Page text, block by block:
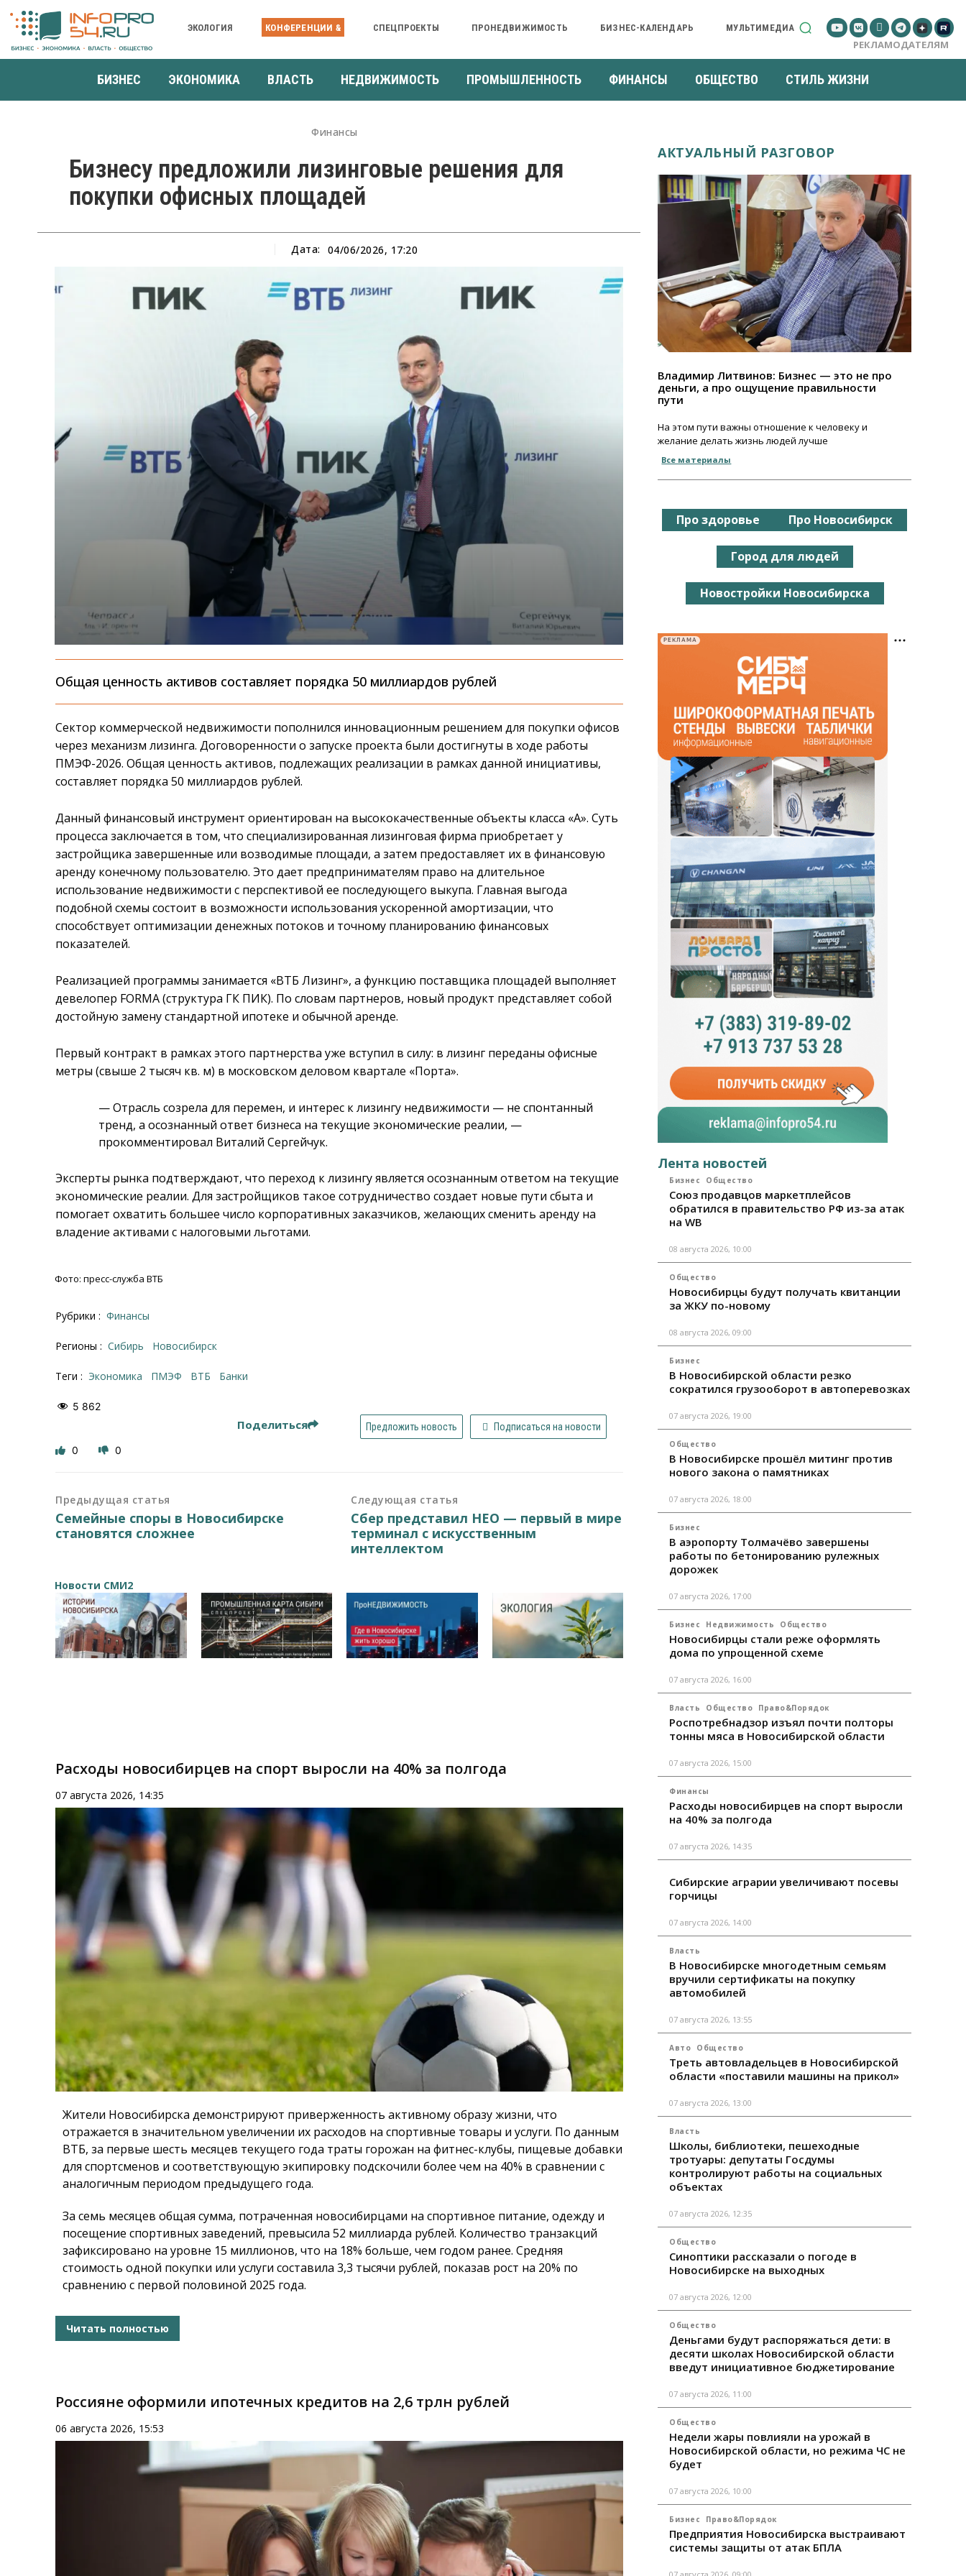
ЭКОЛОГИЯ КОНФЕРЕНЦИИ & СПЕЦПРОЕКТЫ ПРОНЕДВИЖИМОСТЬ БИЗНЕС-КАЛЕНДАРЬ МУЛЬТИМЕДИА
РЕКЛАМОДАТЕЛЯМ
БИЗНЕС ЭКОНОМИКА ВЛАСТЬ НЕДВИЖИМОСТЬ ПРОМЫШЛЕННОСТЬ ФИНАНСЫ ОБЩЕСТВО СТИЛЬ ЖИЗНИ
Финансы
Бизнесу предложили лизинговые решения для
покупки офисных площадей
Дата: 04/06/2026, 17:20
Общая ценность активов составляет порядка 50 миллиардов рублей
Сектор коммерческой недвижимости пополнился инновационным решением для покупки офисов
через механизм лизинга. Договоренности о запуске проекта были достигнуты в ходе работы
ПМЭФ-2026. Общая ценность активов, подлежащих реализации в рамках данной инициативы,
составляет порядка 50 миллиардов рублей.
Данный финансовый инструмент ориентирован на высококачественные объекты класса «А». Суть
процесса заключается в том, что специализированная лизинговая фирма приобретает у
застройщика завершенные или возводимые площади, а затем предоставляет их в финансовую
аренду конечному пользователю. Это дает предпринимателям право на длительное
использование недвижимости с перспективой ее последующего выкупа. Главная выгода
подобной схемы состоит в возможности использования ускоренной амортизации, что
способствует оптимизации денежных потоков и точному планированию финансовых
показателей.
Реализацией программы занимается «ВТБ Лизинг», а функцию поставщика площадей выполняет
девелопер FORMA (структура ГК ПИК). По словам партнеров, новый продукт представляет собой
достойную замену стандартной ипотеке и обычной аренде.
Первый контракт в рамках этого партнерства уже вступил в силу: в лизинг переданы офисные
метры (свыше 2 тысяч кв. м) в московском деловом квартале «Порта».
— Отрасль созрела для перемен, и интерес к лизингу недвижимости — не спонтанный
тренд, а осознанный ответ бизнеса на текущие экономические реалии, —
прокомментировал Виталий Сергейчук.
Эксперты рынка подтверждают, что переход к лизингу является осознанным ответом на текущие
экономические реалии. Для застройщиков такое сотрудничество создает новые пути сбыта и
помогает охватить большее число корпоративных заказчиков, желающих сменить аренду на
владение активами с налоговыми льготами.
Фото: пресс-служба ВТБ
Рубрики : Финансы
Регионы : Сибирь Новосибирск
Теги : Экономика ПМЭФ ВТБ банки
5 862
Поделиться Предложить новость Подписаться на новости
0 0
Предыдущая статья
Семейные споры в Новосибирске
становятся сложнее
Следующая статья
Сбер представил НЕО — первый в мире
терминал с искусственным
интеллектом
Новости СМИ2
Расходы новосибирцев на спорт выросли на 40% за полгода
07 августа 2026, 14:35
Жители Новосибирска демонстрируют приверженность активному образу жизни, что
отражается в значительном увеличении их расходов на спортивные товары и услуги. По данным
ВТБ, за первые шесть месяцев текущего года траты горожан на фитнес-клубы, пищевые добавки
для спортсменов и соответствующую экипировку подскочили более чем на 40% в сравнении с
аналогичным периодом предыдущего года.
За семь месяцев общая сумма, потраченная новосибирцами на спортивное питание, одежду и
посещение спортивных заведений, превысила 52 миллиарда рублей. Количество транзакций
зафиксировано на уровне 15 миллионов, что на 18% больше, чем годом ранее. Средняя
стоимость одной покупки или услуги составила 3,3 тысячи рублей, показав рост на 20% по
сравнению с первой половиной 2025 года.
Читать полностью
Россияне оформили ипотечных кредитов на 2,6 трлн рублей
06 августа 2026, 15:53
АКТУАЛЬНЫЙ РАЗГОВОР
Владимир Литвинов: Бизнес — это не про
деньги, а про ощущение правильности
пути
На этом пути важны отношение к человеку и
желание делать жизнь людей лучше
Все материалы
Про здоровье Про Новосибирск
Город для людей
Новостройки Новосибирска
РЕКЛАМА
Лента новостей
Бизнес Общество
Союз продавцов маркетплейсов
обратился в правительство РФ из-за атак
на WB
08 августа 2026, 10:00
Общество
Новосибирцы будут получать квитанции
за ЖКУ по-новому
08 августа 2026, 09:00
Бизнес
В Новосибирской области резко
сократился грузооборот в автоперевозках
07 августа 2026, 19:00
Общество
В Новосибирске прошёл митинг против
нового закона о памятниках
07 августа 2026, 18:00
Бизнес
В аэропорту Толмачёво завершены
работы по бетонированию рулежных
дорожек
07 августа 2026, 17:00
Бизнес Недвижимость Общество
Новосибирцы стали реже оформлять
дома по упрощенной схеме
07 августа 2026, 16:00
Власть Общество Право&Порядок
Роспотребнадзор изъял почти полторы
тонны мяса в Новосибирской области
07 августа 2026, 15:00
Финансы
Расходы новосибирцев на спорт выросли
на 40% за полгода
07 августа 2026, 14:35
Сибирские аграрии увеличивают посевы
горчицы
07 августа 2026, 14:00
Власть
В Новосибирске многодетным семьям
вручили сертификаты на покупку
автомобилей
07 августа 2026, 13:55
Авто Общество
Треть автовладельцев в Новосибирской
области «поставили машины на прикол»
07 августа 2026, 13:00
Власть
Школы, библиотеки, пешеходные
тротуары: депутаты Госдумы
контролируют работы на социальных
объектах
07 августа 2026, 12:35
Общество
Синоптики рассказали о погоде в
Новосибирске на выходных
07 августа 2026, 12:00
Общество
Деньгами будут распоряжаться дети: в
десяти школах Новосибирской области
введут инициативное бюджетирование
07 августа 2026, 11:00
Общество
Недели жары повлияли на урожай в
Новосибирской области, но режима ЧС не
будет
07 августа 2026, 10:00
Бизнес Право&Порядок
Предприятия Новосибирска выстраивают
системы защиты от атак БПЛА